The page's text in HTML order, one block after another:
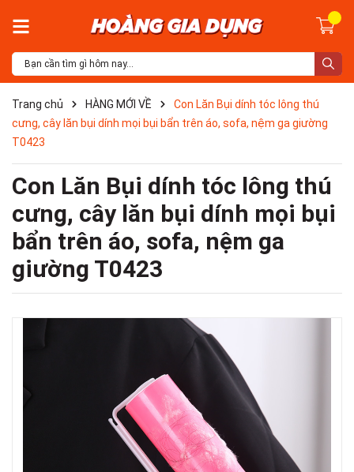
Trang chủ HÀNG MỚI VỀ
Con Lăn Bụi dính tóc lông thú
cưng, cây lăn bụi dính mọi bụi bẩn trên áo, sofa, nệm ga giường
T0423
Con Lăn Bụi dính tóc lông thú
cưng, cây lăn bụi dính mọi bụi
bẩn trên áo, sofa, nệm ga
giường T0423